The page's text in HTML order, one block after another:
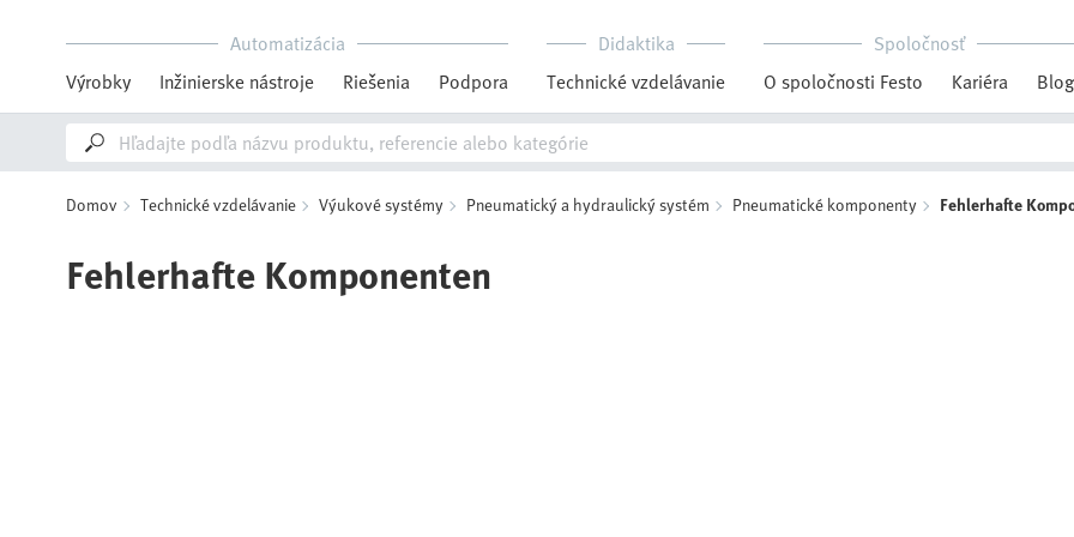
Automatizácia
Výrobky
Inžinierske nástroje Riešenia Podpora
Didaktika
Technické vzdelávanie
Spoločnosť
O spoločnosti Festo
Kariéra Blog
Domov Technické vzdelávanie Výukové systémy Pneumatický a hydraulický systém Pneumatické komponenty Fehlerhafte
Fehlerhafte Komponenten